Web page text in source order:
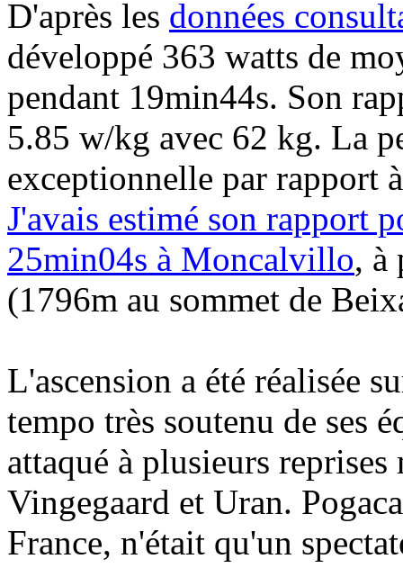
D'après les données
développé 363 watts de
pendant 19min44s. Son
5.85 w/kg avec 62 kg. La
exceptionnelle par rapport
J'avais estimé son rapport
25min04s à Moncalvillo, à
(1796m au sommet de
L'ascension a été réalisée
tempo très soutenu de ses
attaqué à plusieurs
Vingegaard et Uran.
France, n'était qu'un